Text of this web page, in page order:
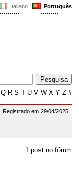
Italiano Português
Q R S T U V W X Y Z #
Registrado em 29/04/2025
1 post no fórum